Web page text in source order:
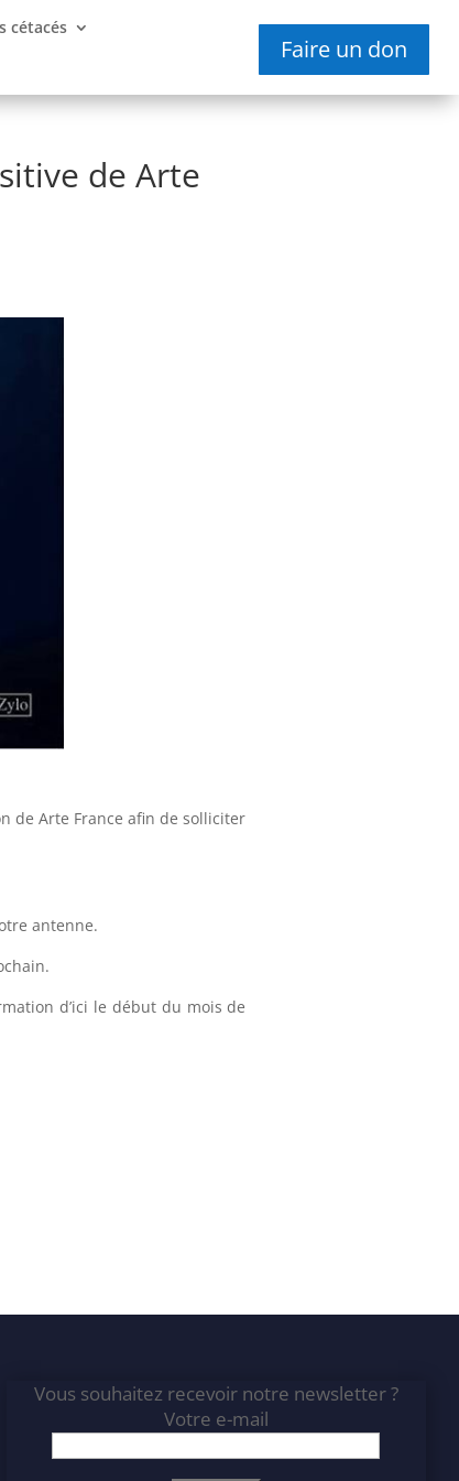
cétacés
Faire un don
de Arte
de Arte France afin de solliciter
antenne.
d’ici le début du mois de
Vous souhaitez recevoir notre newsletter ?
Votre e-mail